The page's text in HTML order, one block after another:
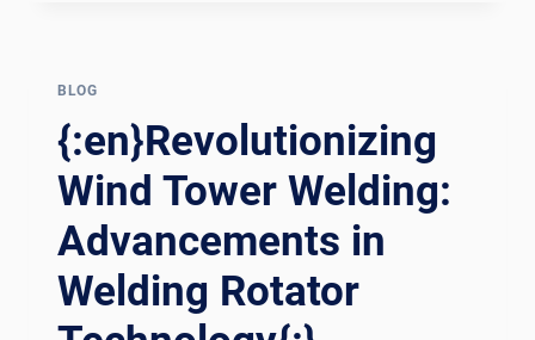
PRECISION
AND
EFFICIENCY
BLOG
{:en}Revolutionizing
Wind Tower Welding:
Advancements in
Welding Rotator